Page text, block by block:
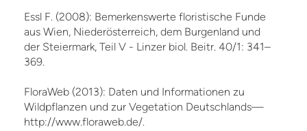
Essl F. (2008): Bemerkenswerte floristische Funde
aus Wien, Niederösterreich, dem Burgenland und
der Steiermark, Teil V - Linzer biol. Beitr. 40/1: 341–
369.
FloraWeb (2013): Daten und Informationen zu
Wildpflanzen und zur Vegetation Deutschlands—
http://www.floraweb.de/.